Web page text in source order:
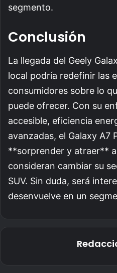
segmento.
Conclusión
La llegada del Geely
local podría redefinir las
consumidores sobre lo
puede ofrecer. Con su
accesible, eficiencia
avanzadas, el Galaxy A7
**sorprender y atraer**
consideran cambiar su
SUV. Sin duda, será
desenvuelve en un